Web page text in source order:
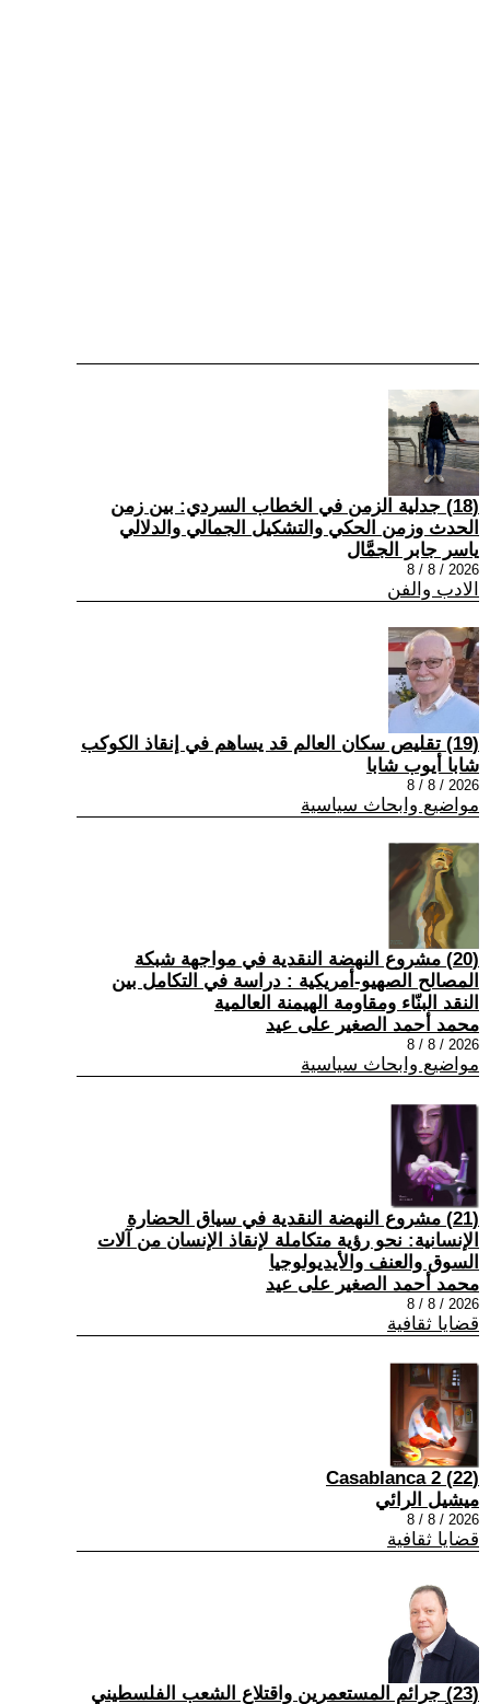
(18) جدلية الزمن في الخطاب السردي: بين زمن
الحدث وزمن الحكي والتشكيل الجمالي والدلالي
ياسر جابر الجمَّال
2026 / 8 / 8
الادب والفن
(19) تقليص سكان العالم قد يساهم في إنقاذ الكوكب
شابا أيوب شابا
2026 / 8 / 8
مواضيع وابحاث سياسية
(20) مشروع النهضة النقدية في مواجهة شبكة
المصالح الصهيو-أمريكية : دراسة في التكامل بين
النقد البنّاء ومقاومة الهيمنة العالمية
محمد أحمد الصغير على عيد
2026 / 8 / 8
مواضيع وابحاث سياسية
(21) مشروع النهضة النقدية في سياق الحضارة
الإنسانية: نحو رؤية متكاملة لإنقاذ الإنسان من آلات
السوق والعنف والأيديولوجيا
محمد أحمد الصغير على عيد
2026 / 8 / 8
قضايا ثقافية
(22) Casablanca 2
ميشيل الرائي
2026 / 8 / 8
قضايا ثقافية
(23) جرائم المستعمرين واقتلاع الشعب الفلسطيني